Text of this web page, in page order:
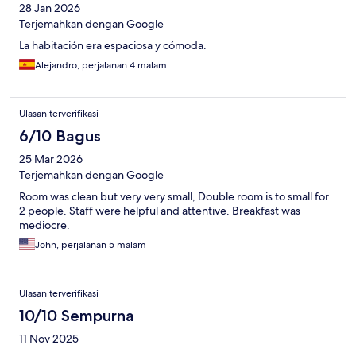
28 Jan 2026
Terjemahkan dengan Google
La habitación era espaciosa y cómoda.
Alejandro, perjalanan 4 malam
Ulasan terverifikasi
6/10 Bagus
25 Mar 2026
Terjemahkan dengan Google
Room was clean but very very small, Double room is to small for
2 people. Staff were helpful and attentive. Breakfast was
mediocre.
John, perjalanan 5 malam
Ulasan terverifikasi
10/10 Sempurna
11 Nov 2025